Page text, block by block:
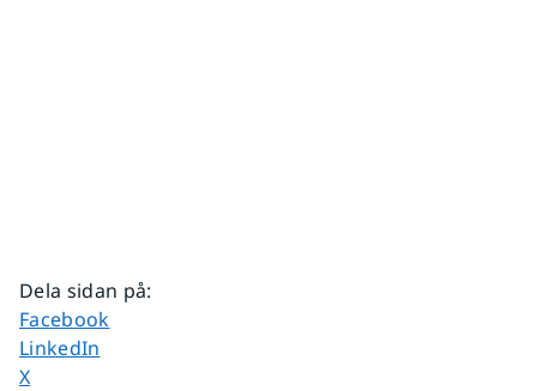
Dela sidan på:
Dela sidan på
Facebook
Dela sidan på
LinkedIn
Dela sidan på
X